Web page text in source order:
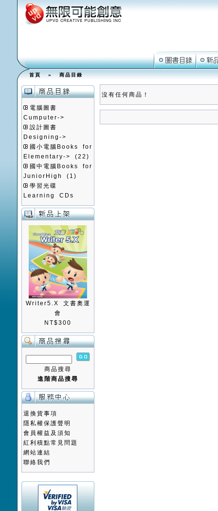
首頁»商品目錄
電腦圖書
Cumputer->
設計圖書
Designing->
國小電腦Books for
Elementary->
(22)
國中電腦Books for
JuniorHigh
(1)
學習光碟
Learning CDs
Writer5.X 文書奧運
會
NT$300
商品搜尋
進階商品搜尋
退換貨事項
隱私權保護聲明
會員權益及須知
紅利積點常見問題
網站連結
聯絡我們
沒有任何商品！